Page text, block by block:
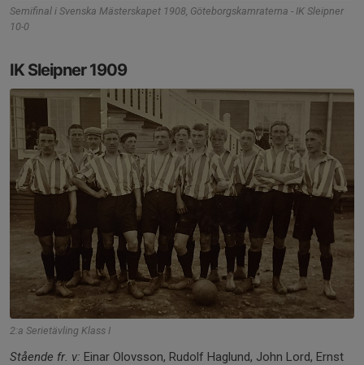
Semifinal i Svenska Mästerskapet 1908, Göteborgskamraterna - IK Sleipner
10-0
IK Sleipner 1909
2:a Serietävling Klass I
Stående fr. v: Einar Olovsson, Rudolf Haglund, John Lord, Ernst